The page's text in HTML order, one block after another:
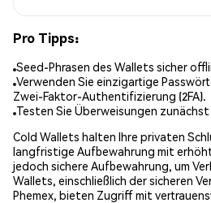
Pro Tipps:
Seed-Phrasen des Wallets sicher
Verwenden Sie einzigartige
Zwei-Faktor-Authentifizierung (2FA).
Testen Sie Überweisungen
Cold Wallets halten Ihre privaten
langfristige Aufbewahrung mit
jedoch sichere Aufbewahrung, um
Wallets, einschließlich der sicheren
Phemex, bieten Zugriff mit